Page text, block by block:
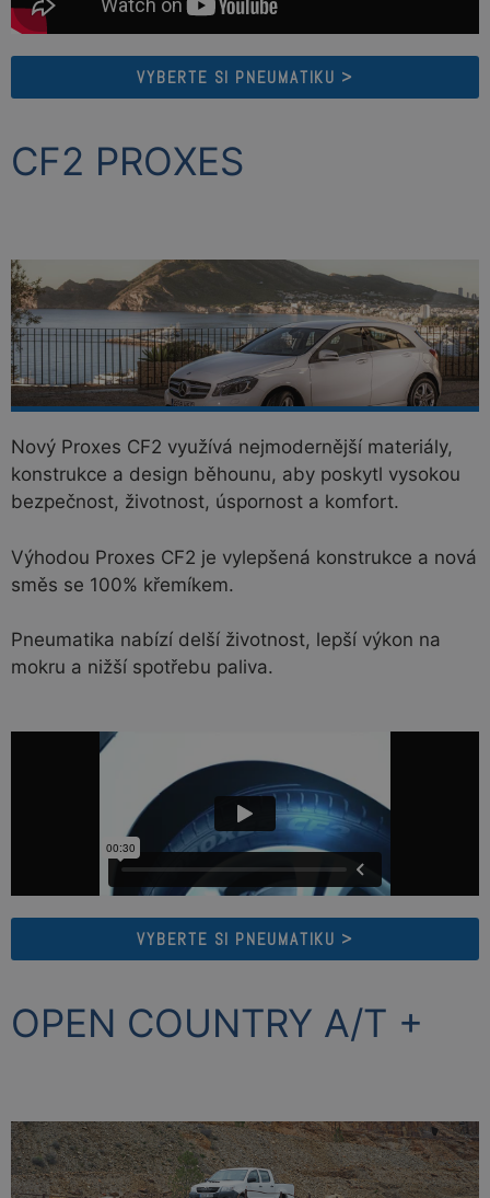
VYBERTE SI PNEUMATIKU >
CF2 PROXES
Nový Proxes CF2 využívá nejmodernější materiály,
konstrukce a design běhounu, aby poskytl vysokou
bezpečnost, životnost, úspornost a komfort.
Výhodou Proxes CF2 je vylepšená konstrukce a nová
směs se 100% křemíkem.
Pneumatika nabízí delší životnost, lepší výkon na
mokru a nižší spotřebu paliva.
VYBERTE SI PNEUMATIKU >
OPEN COUNTRY A/T +